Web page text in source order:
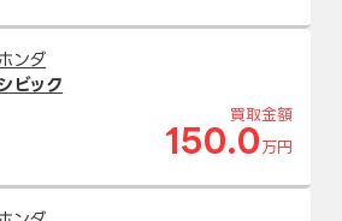
ホンダ
ビック
買取金額
150.0 万円